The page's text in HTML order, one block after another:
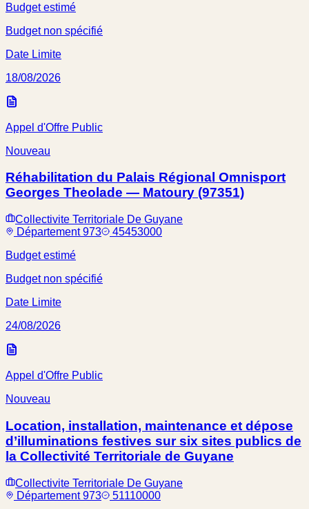
Budget estimé
Budget non spécifié
Date Limite
18/08/2026
Appel d'Offre Public
Nouveau
Réhabilitation du Palais Régional Omnisport
Georges Theolade — Matoury (97351)
Collectivite Territoriale De Guyane
Département 973
45453000
Budget estimé
Budget non spécifié
Date Limite
24/08/2026
Appel d'Offre Public
Nouveau
Location, installation, maintenance et dépose
d’illuminations festives sur six sites publics de
la Collectivité Territoriale de Guyane
Collectivite Territoriale De Guyane
Département 973
51110000